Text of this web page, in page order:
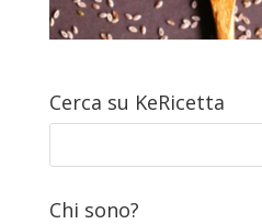
Cerca su KeRicetta
Chi sono?